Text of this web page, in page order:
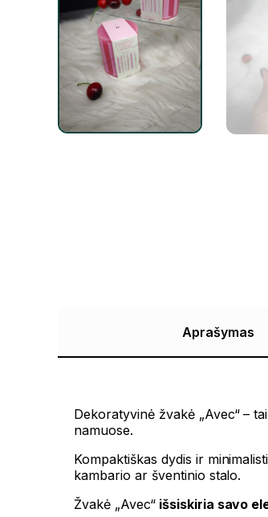
Aprašymas
Dekoratyvinė žvakė „Avec“ – tai
namuose.
Kompaktiškas dydis ir
kambario ar šventinio stalo.
Žvakė „Avec“išsiskiria savo